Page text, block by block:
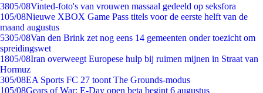
3805/08Vinted-foto's van vrouwen massaal gedeeld op seksfora
105/08Nieuwe XBOX Game Pass titels voor de eerste helft van de
maand augustus
5305/08Van den Brink zet nog eens 14 gemeenten onder toezicht om
spreidingswet
1805/08Iran overweegt Europese hulp bij ruimen mijnen in Straat van
Hormuz
305/08EA Sports FC 27 toont The Grounds-modus
105/08Gears of War: E-Day open beta begint 6 augustus